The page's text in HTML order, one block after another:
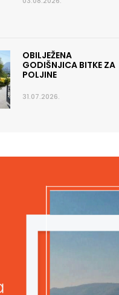
OBILJEŽENA
GODIŠNJICA BITKE ZA
POLJINE
31.07.2026.